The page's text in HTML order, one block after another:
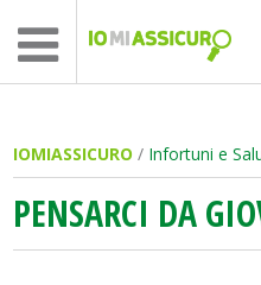
IOMIASSICURO / Infortuni e
PENSARCI DA